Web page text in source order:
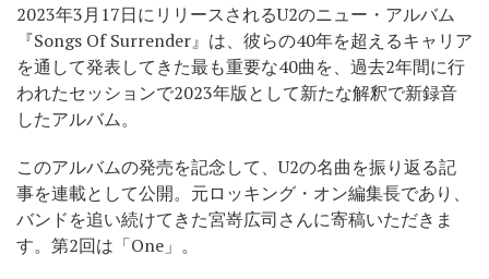
2023年3月17日にリリースされるU2のニュー・アルバム
『Songs Of Surrender』は、彼らの40年を超えるキャリア
を通して発表してきた最も重要な40曲を、過去2年間に行
われたセッションで2023年版として新たな解釈で新録音
したアルバム。
このアルバムの発売を記念して、U2の名曲を振り返る記
事を連載として公開。元ロッキング・オン編集長であり、
バンドを追い続けてきた宮嵜広司さんに寄稿いただきま
す。第2回は「One」。